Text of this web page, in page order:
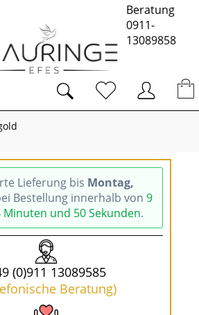
Beratung
0911-
13089858
Lieferung bis Montag,
Bestellung innerhalb von 9
Minuten und 50 Sekunden.
(0)911 13089585
Beratung)